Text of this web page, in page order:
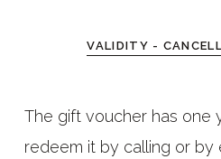
VALIDITY -
The gift voucher has one
redeem it by calling or by